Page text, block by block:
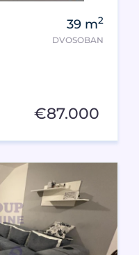
39 m2
DVOSOBAN
€87.000